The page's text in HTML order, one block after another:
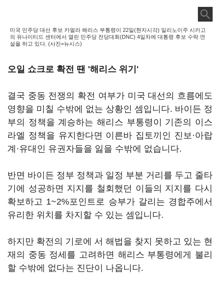
미국 민주당 대선 후보 카멀라 해리스 부통령이 22일(현지시각) 일리노이주 시카고
의 유나이티드 센터에서 열린 민주당 전당대회(DNC) 4일차에 대통령 후보 수락 연
설을 하고 있다. (사진=뉴시스)
오일 쇼크로 확전 땐 '해리스 위기'
결국 중동 전쟁의 확전 여부가 미국 대선의 흐름에도
영향을 미칠 수밖에 없는 상황인 셈입니다. 바이든 정
부의 정책을 계승하는 해리스 부통령이 기존의 이스
라엘 정책을 유지한다면 이른바 집토끼인 진보·아랍
계·유대인 유권자들을 잃을 수밖에 없습니다.
반면 바이든 정부 정책과 일정 부분 거리를 두고 줄타
기에 성공하면 지지를 철회했던 이들의 지지를 다시
확보하고 1~2%포인트로 승부가 갈리는 경합주에서
유리한 위치를 차지할 수 있는 셈입니다.
하지만 확전의 기로에 서 해법을 찾지 못하고 있는 현
재의 중동 정세를 고려하면 해리스 부통령에게 불리
할 수밖에 없다는 진단이 나옵니다.